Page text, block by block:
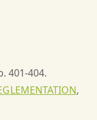
401-404.
,